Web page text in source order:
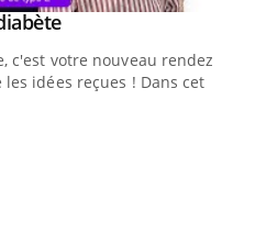
Youtube
c'est votre nouveau rendez-
idées reçues ! Dans cet